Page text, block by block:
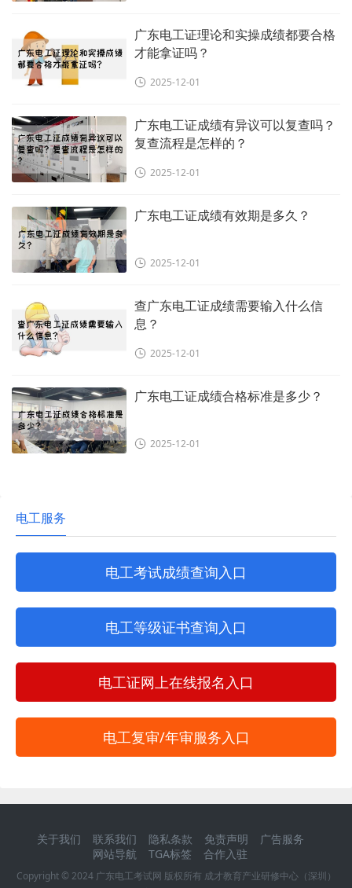
广东电工证理论和实操成绩都要合格
才能拿证吗？
2025-12-01
广东电工证成绩有异议可以复查吗？
复查流程是怎样的？
2025-12-01
广东电工证成绩有效期是多久？
2025-12-01
查广东电工证成绩需要输入什么信
息？
2025-12-01
广东电工证成绩合格标准是多少？
2025-12-01
电工服务
电工考试成绩查询入口
电工等级证书查询入口
电工证网上在线报名入口
电工复审/年审服务入口
关于我们 联系我们 隐私条款 免责声明
广告服务
网站导航
TGA标签 合作入驻
Copyright © 2024 广东电工考试网 版权所有 成才教育产业研修中心（深圳）